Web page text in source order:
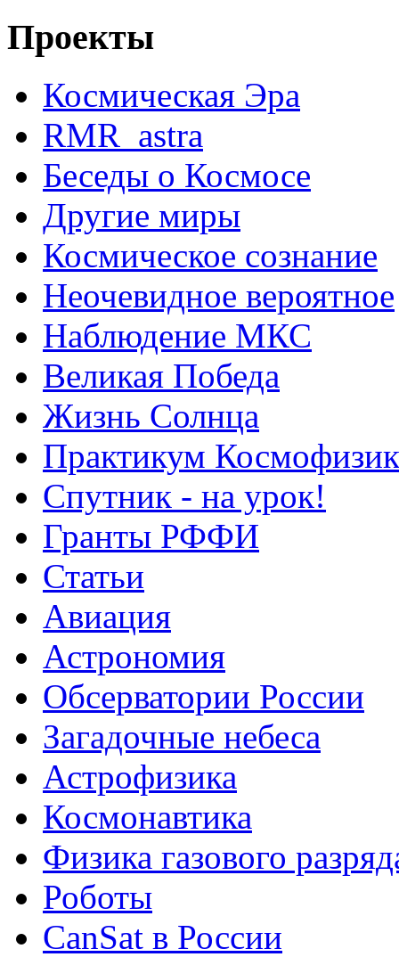
Проекты
Космическая Эра
RMR_astra
Беседы о Космосе
Другие миры
Космическое сознание
Неочевидное вероятное
Наблюдение МКС
Великая Победа
Жизнь Солнца
Практикум
Спутник - на урок!
Гранты РФФИ
Статьи
Авиация
Астрономия
Обсерватории России
Загадочные небеса
Астрофизика
Космонавтика
Физика газового
Роботы
CanSat в России